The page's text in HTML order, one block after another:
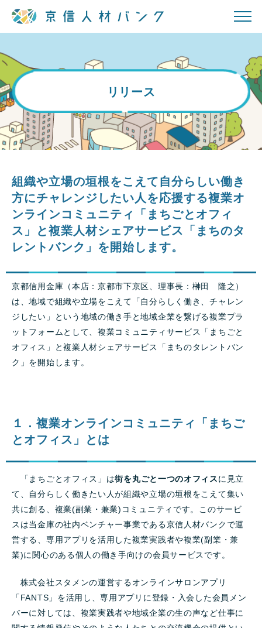
リリース
組織や立場の垣根をこえて自分らしい働き
方にチャレンジしたい人を応援する複業オ
ンラインコミュニティ「まちごとオフィ
ス」と複業人材シェアサービス「まちのタ
レントバンク」を開始します。
京都信用金庫（本店：京都市下京区、理事長：榊田 隆之）
は、地域で組織や立場をこえて「自分らしく働き、チャレン
ジしたい」という地域の働き手と地域企業を繋げる複業プラ
ットフォームとして、複業コミュニティサービス「まちごと
オフィス」と複業人材シェアサービス「まちのタレントバン
ク」を開始します。
１．複業オンラインコミュニティ
「まちご
とオフィス」とは
「まちごとオフィス」は街を丸ごと一つのオフィスに見立
て、自分らしく働きたい人が組織や立場の垣根をこえて集い
共に創る、複業(副業・兼業)コミュニティです。このサービ
スは当金庫の社内ベンチャー事業である京信人材バンクで運
営する、専用アプリを活用した複業実践者や複業(副業・兼
業)に関心のある個人の働き手向けの会員サービスです。
株式会社スタメンの運営するオンラインサロンアプリ
「FANTS」を活用し、専用アプリに登録・入会した会員メン
バーに対しては、複業実践者や地域企業の生の声など仕事に